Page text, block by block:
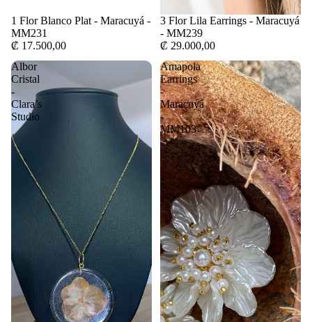
1 Flor Blanco Plat - Maracuyá -
MM231
₡ 17.500,00
3 Flor Lila Earrings - Maracuyá
- MM239
₡ 29.000,00
Albor
Cristal
-
Clara’s
Studio
Amapola
Earrings
-
Maracuyá
-
MM103